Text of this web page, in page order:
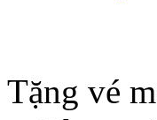
Tặng vé